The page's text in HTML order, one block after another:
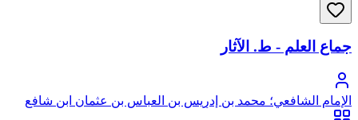
جماع العلم - ط. الآثار
الإمام الشافعي؛ محمد بن إدريس بن العباس بن عثمان ابن شافع
الهاشمي القرشي المطلبي، أبو عبد الله